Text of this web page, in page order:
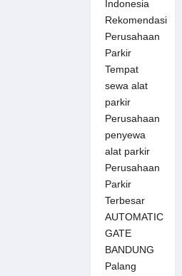
Indonesia
Rekomendasi
Perusahaan
Parkir
Tempat
sewa alat
parkir
Perusahaan
penyewa
alat parkir
Perusahaan
Parkir
Terbesar
AUTOMATIC
GATE
BANDUNG
Palang